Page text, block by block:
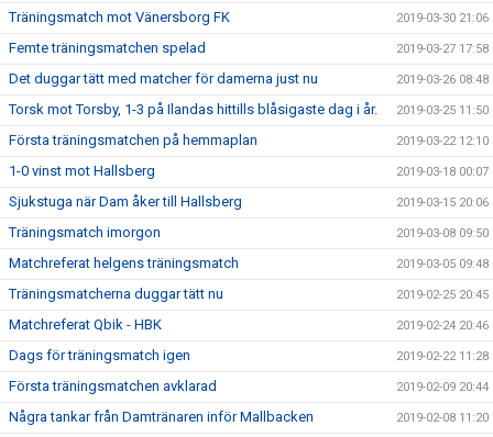
Träningsmatch mot Vänersborg FK 2019-03-30 21:06
Femte träningsmatchen spelad 2019-03-27 17:58
Det duggar tätt med matcher för damerna just nu 2019-03-26 08:48
Torsk mot Torsby, 1-3 på Ilandas hittills blåsigaste dag i år. 2019-03-25 11:50
Första träningsmatchen på hemmaplan 2019-03-22 12:10
1-0 vinst mot Hallsberg 2019-03-18 00:07
Sjukstuga när Dam åker till Hallsberg 2019-03-15 20:06
Träningsmatch imorgon 2019-03-08 09:50
Matchreferat helgens träningsmatch 2019-03-05 09:48
Träningsmatcherna duggar tätt nu 2019-02-25 20:45
Matchreferat Qbik - HBK 2019-02-24 20:46
Dags för träningsmatch igen 2019-02-22 11:28
Första träningsmatchen avklarad 2019-02-09 20:44
Några tankar från Damtränaren inför Mallbacken 2019-02-08 11:20